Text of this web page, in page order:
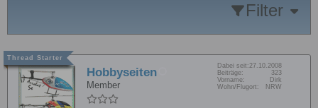
Filter
Hobbyseiten
Member
Dabei seit:27.10.2008
Beiträge:
323
Vorname:
Dirk
Wohn/Flugort:
NRW